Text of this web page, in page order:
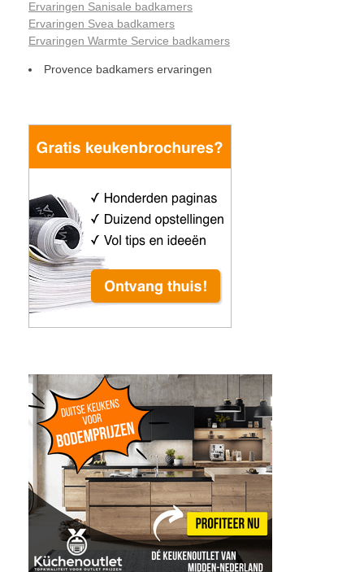
Ervaringen Sanisale badkamers
Ervaringen Svea badkamers
Ervaringen Warmte Service badkamers
Provence badkamers ervaringen